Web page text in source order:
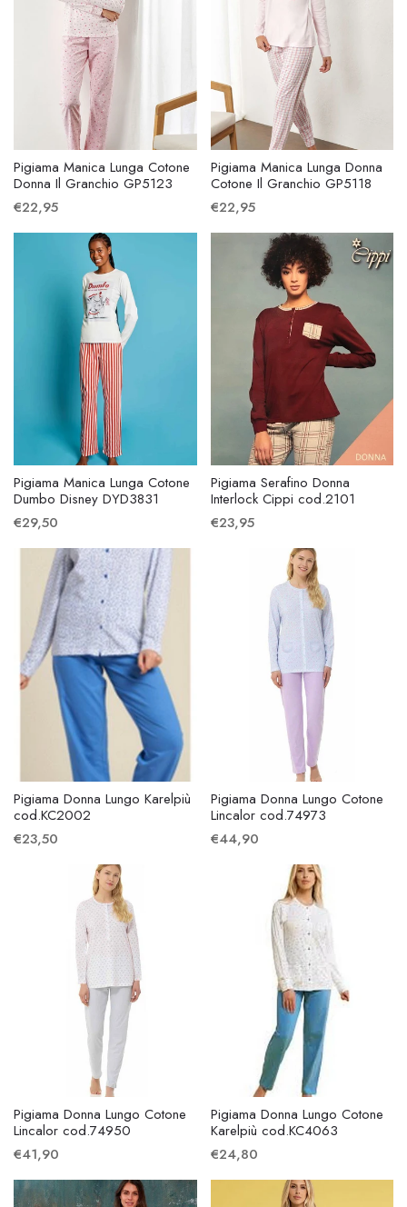
Pigiama Manica Lunga Cotone
Donna Il Granchio GP5123
€22,95
Pigiama Manica Lunga Donna
Cotone Il Granchio GP5118
€22,95
Pigiama Manica Lunga Cotone
Dumbo Disney DYD3831
€29,50
Pigiama Serafino Donna
Interlock Cippi cod.2101
€23,95
Pigiama Donna Lungo Karelpiù
cod.KC2002
€23,50
Pigiama Donna Lungo Cotone
Lincalor cod.74973
€44,90
Pigiama Donna Lungo Cotone
Lincalor cod.74950
€41,90
Pigiama Donna Lungo Cotone
Karelpiù cod.KC4063
€24,80